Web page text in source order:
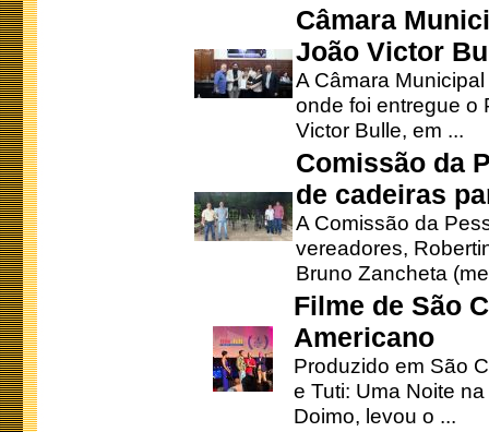
Câmara
João Victor
A Câmara
onde foi entregue o
Victor Bulle, em ...
Comissão da
de cadeiras
A Comissão da
vereadores,
Bruno Zancheta
Filme de São
Americano
Produzido em São
e Tuti: Uma Noite
Doimo, levou o ...